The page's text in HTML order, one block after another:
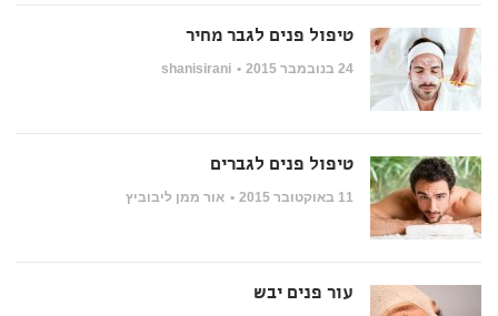
טיפול פנים לגבר מחיר
24 בנובמבר 2015 shanisirani
טיפול פנים לגברים
11 באוקטובר 2015 אור ממן ליבוביץ
עור פנים יבש